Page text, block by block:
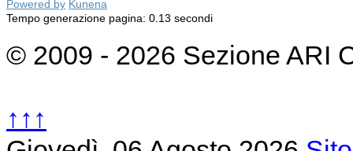
Powered by Kunena
Tempo generazione pagina: 0.13 secondi
© 2009 - 2026 Sezione ARI
↑↑↑